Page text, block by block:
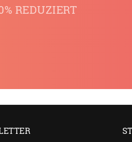
REDUZIERT